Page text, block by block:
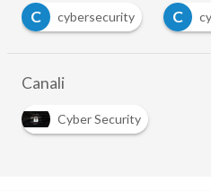
C
cybersicurezza H
Canali
Cyber Security